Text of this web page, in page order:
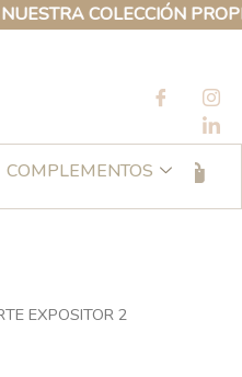
COLECCIÓN PROPIA
COMPLEMENTOS
EXPOSITOR 2